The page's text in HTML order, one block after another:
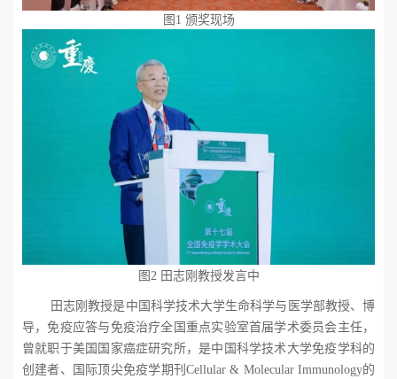
图 1 颁奖现场
图 2 田志刚教授发言中
田志刚教授是中国科学技术大学生命科学与医学部教授、博
导， 免疫应答与免疫治疗全国重点实验室首届学术委员会主任，
曾就职于美国国家癌症研究所，是中国科学技术大学免疫学科的
创建者、国际顶尖免疫学期刊Cellular & Molecular Immunology的